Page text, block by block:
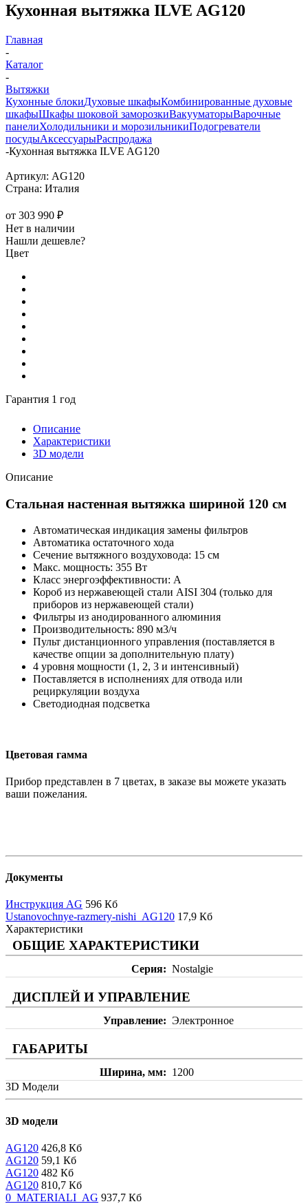
Кухонная вытяжка ILVE AG120
Главная
-
Каталог
-
Вытяжки
Кухонные блокиДуховые шкафыКомбинированные духовые
шкафыШкафы шоковой заморозкиВакууматорыВарочные
панелиХолодильники и морозильникиПодогреватели
посудыАксессуарыРаспродажа
-Кухонная вытяжка ILVE AG120
Артикул: AG120
Страна: Италия
от 303 990 ₽
Нет в наличии
Нашли дешевле?
Цвет
Гарантия 1 год
Описание
Характеристики
3D модели
Описание
Стальная настенная вытяжка шириной 120 см
Автоматическая индикация замены фильтров
Автоматика остаточного хода
Сечение вытяжного воздуховода: 15 см
Макс. мощность: 355 Вт
Класс энергоэффективности: А
Короб из нержавеющей стали AISI 304 (только для
приборов из нержавеющей стали)
Фильтры из анодированного алюминия
Производительность: 890 м3/ч
Пульт дистанционного управления (поставляется в
качестве опции за дополнительную плату)
4 уровня мощности (1, 2, 3 и интенсивный)
Поставляется в исполнениях для отвода или
рециркуляции воздуха
Светодиодная подсветка
Цветовая гамма
Прибор представлен в 7 цветах, в заказе вы можете указать
ваши пожелания.
Документы
Инструкция AG 596 Кб
Ustanovochnye-razmery-nishi_AG120 17,9 Кб
Характеристики
ОБЩИЕ ХАРАКТЕРИСТИКИ
Серия Nostalgie
ДИСПЛЕЙ И УПРАВЛЕНИЕ
Управление Электронное
ГАБАРИТЫ
Ширина, мм
1200
3D Модели
3D модели
AG120 426,8 Кб
AG120 59,1 Кб
AG120 482 Кб
AG120 810,7 Кб
0_MATERIALI_AG 937,7 Кб